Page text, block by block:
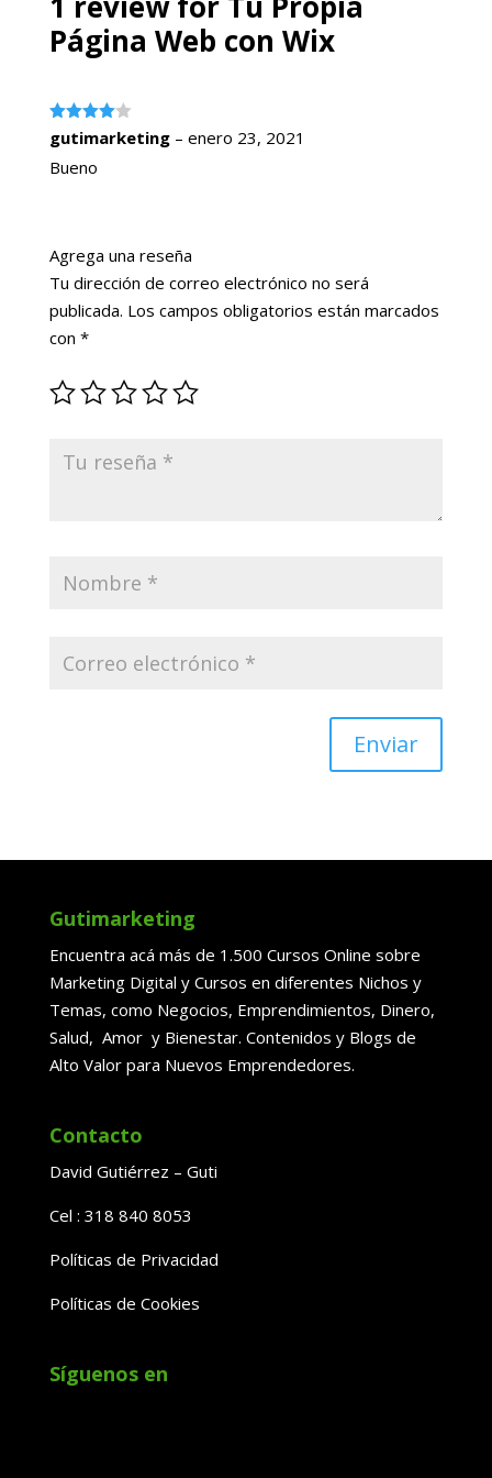
Página Web con Wix
Valorado
con4de
5
gutimarketing – enero 23, 2021
Bueno
Agrega una reseña
Tu dirección de correo electrónico no será
publicada. Los campos obligatorios están marcados
con *
Enviar
Gutimarketing
Encuentra acá más de 1.500 Cursos Online sobre
Marketing Digital y Cursos en diferentes Nichos y
Temas, como Negocios, Emprendimientos, Dinero,
Salud, Amor y Bienestar. Contenidos y Blogs de
Alto Valor para Nuevos Emprendedores.
Contacto
David Gutiérrez – Guti
Cel : 318 840 8053
Políticas de Privacidad
Políticas de Cookies
Síguenos en